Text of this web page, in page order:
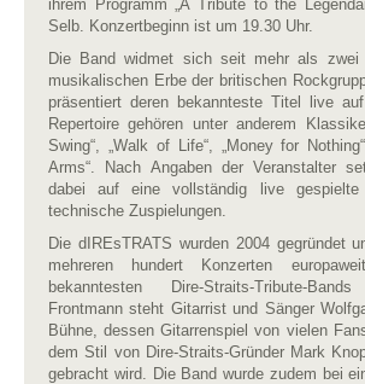
ihrem Programm „A Tribute to the
Selb. Konzertbeginn ist um 19.30 Uhr.
Die Band widmet sich seit mehr als zwei
musikalischen Erbe der britischen
präsentiert deren bekannteste Titel live
Repertoire gehören unter anderem
Swing“, „Walk of Life“, „Money for
Arms“. Nach Angaben der Veranstalter
dabei auf eine vollständig live gespielte
technische Zuspielungen.
Die dIREsTRATS wurden 2004 gegründet
mehreren hundert Konzerten
bekanntesten Dire-Straits-Tribute-
Frontmann steht Gitarrist und Sänger
Bühne, dessen Gitarrenspiel von vielen
dem Stil von Dire-Straits-Gründer Mark
gebracht wird. Die Band wurde zudem bei